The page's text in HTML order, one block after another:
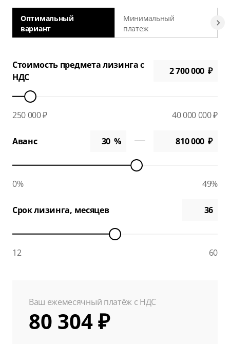
Оптимальный
вариант
Минимальный
платеж
Стоимость предмета лизинга с
НДС
250 000 ₽ 40 000 000 ₽
Аванс
0% 49%
Срок лизинга, месяцев
12 60
Ваш ежемесячный платёж с НДС
80 304 ₽